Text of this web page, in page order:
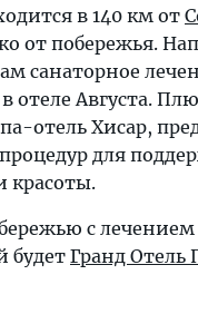
в 140 км от
от побережья.
санаторное
отеле Августа.
отель Хисар,
для
красоты.
с
будет Гранд Отель